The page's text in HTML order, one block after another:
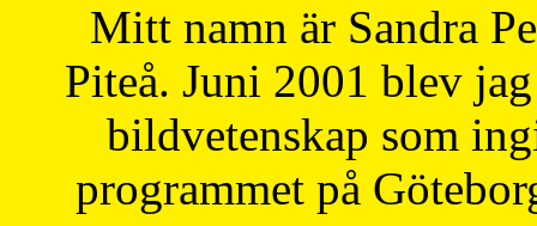
Mitt namn är Sandra
Piteå. Juni 2001 blev
bildvetenskap som
programmet på